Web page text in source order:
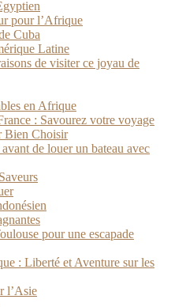
pour l’Afrique
Cuba
Latine
de visiter ce joyau de
en Afrique
: Savourez votre voyage
Bien Choisir
de louer un bateau avec
pour une escapade
: Liberté et Aventure sur les
l’Asie